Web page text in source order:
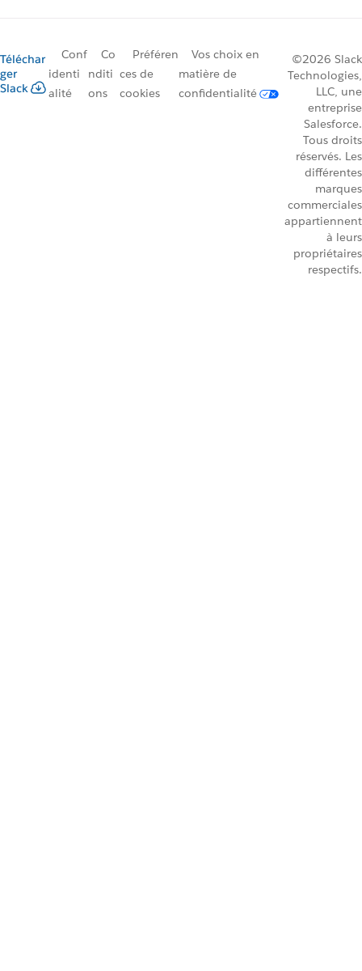
Téléchar
ger
Slack
Conf
identi
alité
Co
nditi
ons
Préféren
ces de
cookies
Vos choix en
matière de
confidentialité
©2026 Slack
Technologies,
LLC, une
entreprise
Salesforce.
Tous droits
réservés. Les
différentes
marques
commerciales
appartiennent
à leurs
propriétaires
respectifs.